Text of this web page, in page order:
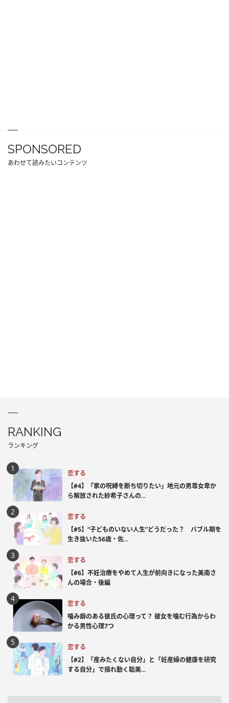
SPONSORED
あわせて読みたいコンテンツ
RANKING
ランキング
恋する
【#4】「家の呪縛を断ち切りたい」地元の男尊女卑か
ら解放された紗希子さんの...
恋する
【#5】“子どものいない人生”どうだった？ バブル期を
生き抜いた56歳・佐...
恋する
【#6】不妊治療をやめて人生が前向きになった美南さ
んの場合・後編
恋する
噛み癖のある彼氏の心理って？ 彼女を噛む行為からわ
かる男性心理7つ
恋する
【#2】「産みたくない自分」と「妊産婦の健康を研究
する自分」で揺れ動く聡美...